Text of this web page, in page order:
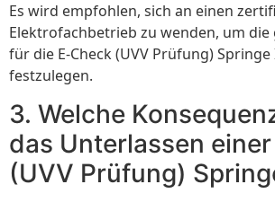
Es wird empfohlen, sich an einen
Elektrofachbetrieb zu wenden, um
für die E-Check (UVV Prüfung)
festzulegen.
3. Welche
das Unterlassen
(UVV Prüfung)